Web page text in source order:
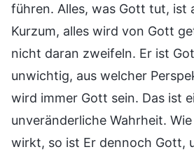
führen. Alles, was Gott tut, ist
Kurzum, alles wird von Gott
nicht daran zweifeln. Er ist
unwichtig, aus welcher
wird immer Gott sein. Das ist
unveränderliche Wahrheit.
wirkt, so ist Er dennoch Gott,